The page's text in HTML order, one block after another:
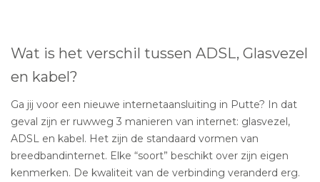
Wat is het verschil tussen ADSL, Glasvezel
en kabel?
Ga jij voor een nieuwe internetaansluiting in Putte? In dat
geval zijn er ruwweg 3 manieren van internet: glasvezel,
ADSL en kabel. Het zijn de standaard vormen van
breedbandinternet. Elke “soort” beschikt over zijn eigen
kenmerken. De kwaliteit van de verbinding veranderd erg.